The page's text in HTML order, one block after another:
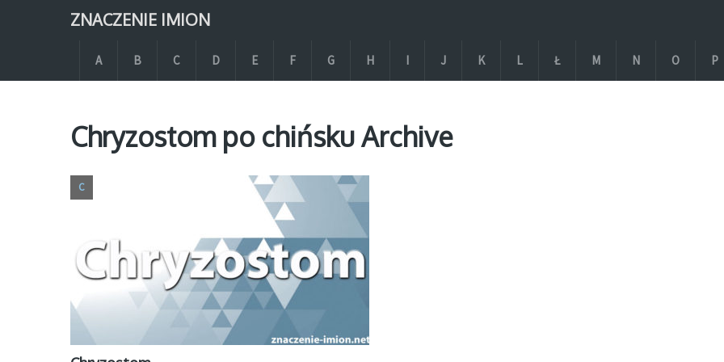
ZNACZENIE IMION
A B C D E F G H I J K L Ł M N O P
Chryzostom po chińsku Archive
C